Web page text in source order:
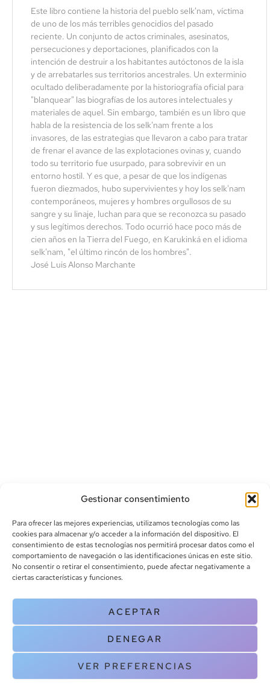
Gestionar consentimiento
Para ofrecer las mejores experiencias, utilizamos tecnologías como las
cookies para almacenar y/o acceder a la información del dispositivo. El
consentimiento de estas tecnologías nos permitirá procesar datos como el
comportamiento de navegación o las identificaciones únicas en este sitio.
No consentir o retirar el consentimiento, puede afectar negativamente a
ciertas características y funciones.
ACEPTAR
DENEGAR
VER PREFERENCIAS
Este libro contiene la historia del pueblo selk'nam, víctima
de uno de los más terribles genocidios del pasado
reciente. Un conjunto de actos criminales, asesinatos,
persecuciones y deportaciones, planificados con la
intención de destruir a los habitantes autóctonos de la isla
y de arrebatarles sus territorios ancestrales. Un exterminio
ocultado deliberadamente por la historiografía oficial para
"blanquear" las biografías de los autores intelectuales y
materiales de aquel. Sin embargo, también es un libro que
habla de la resistencia de los selk'nam frente a los
invasores, de las estrategias que llevaron a cabo para tratar
de frenar el avance de las explotaciones ovinas y, cuando
todo su territorio fue usurpado, para sobrevivir en un
entorno hostil. Y es que, a pesar de que los indígenas
fueron diezmados, hubo supervivientes y hoy los selk'nam
contemporáneos, mujeres y hombres orgullosos de su
sangre y su linaje, luchan para que se reconozca su pasado
y sus legítimos derechos. Todo ocurrió hace poco más de
cien años en la Tierra del Fuego, en Karukinká en el idioma
selk'nam, "el último rincón de los hombres".
José Luis Alonso Marchante
info@canoalibros.com
pedidos@canoalibros.com
CONTACTO
Copyright © 2025 Canoa Libros. All Rights Reserved |
cookies|Política de privacidad|Terminos y condiciones| Aviso legal
| Contacto